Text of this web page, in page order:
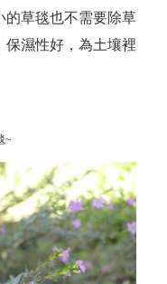
的草毯也不需要除草
保濕性好，為土壤裡
~